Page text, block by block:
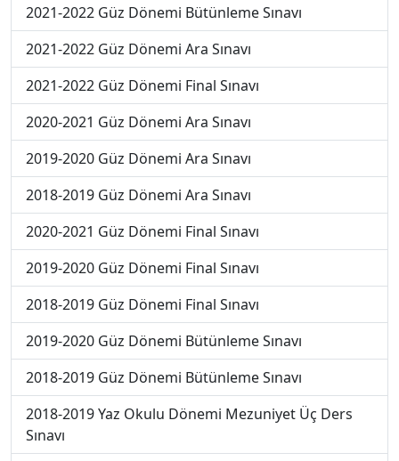
2021-2022 Güz Dönemi Bütünleme Sınavı
2021-2022 Güz Dönemi Ara Sınavı
2021-2022 Güz Dönemi Final Sınavı
2020-2021 Güz Dönemi Ara Sınavı
2019-2020 Güz Dönemi Ara Sınavı
2018-2019 Güz Dönemi Ara Sınavı
2020-2021 Güz Dönemi Final Sınavı
2019-2020 Güz Dönemi Final Sınavı
2018-2019 Güz Dönemi Final Sınavı
2019-2020 Güz Dönemi Bütünleme Sınavı
2018-2019 Güz Dönemi Bütünleme Sınavı
2018-2019 Yaz Okulu Dönemi Mezuniyet Üç Ders
Sınavı